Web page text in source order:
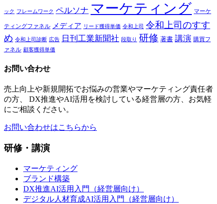
ック フレームワーク ペルソナ マーケティング マーケ
ティングファネル メディア リード獲得単価 令和上司 令和上司のすす
め 令和上司診断 広告 日刊工業新聞社 段取り 研修 著書 講演 購買フ
ァネル 顧客獲得単価
お問い合わせ
売上向上や新規開拓でお悩みの営業やマーケティング責任者
の方、 DX推進やAI活用を検討している経営層の方、お気軽
にご相談ください。
お問い合わせはこちらから
研修・講演
マーケティング
ブランド構築
DX推進AI活用入門（経営層向け）
デジタル人材育成AI活用入門（経営層向け）